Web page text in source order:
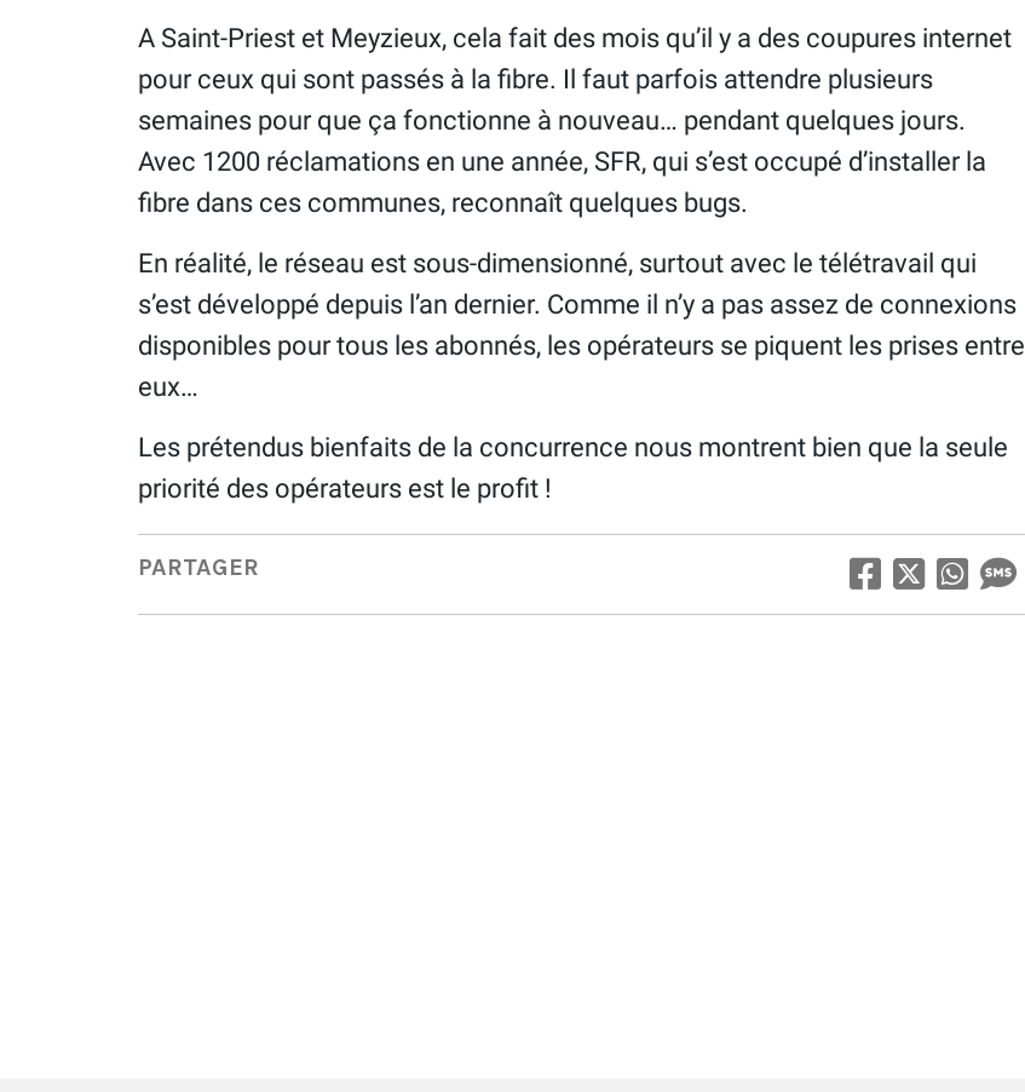
A Saint-Priest et Meyzieux, cela fait des mois qu’il y a des coupures internet
pour ceux qui sont passés à la fibre. Il faut parfois attendre plusieurs
semaines pour que ça fonctionne à nouveau… pendant quelques jours.
Avec 1200 réclamations en une année, SFR, qui s’est occupé d’installer la
fibre dans ces communes, reconnaît quelques bugs.
En réalité, le réseau est sous-dimensionné, surtout avec le télétravail qui
s’est développé depuis l’an dernier. Comme il n’y a pas assez de connexions
disponibles pour tous les abonnés, les opérateurs se piquent les prises entre
eux…
Les prétendus bienfaits de la concurrence nous montrent bien que la seule
priorité des opérateurs est le profit !
PARTAGER